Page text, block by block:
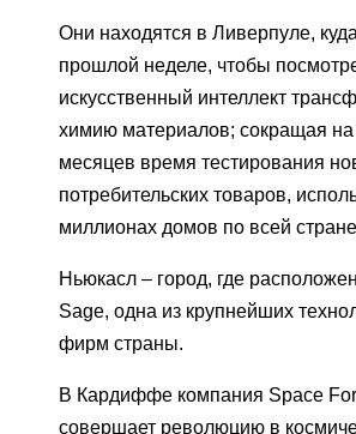
Они находятся в Ливерпуле,
прошлой неделе, чтобы
искусственный интеллект
химию материалов; сокращая на
месяцев время тестирования
потребительских товаров,
миллионах домов по всей
Ньюкасл – город, где
Sage, одна из крупнейших
фирм страны.
В Кардиффе компания Space
совершает революцию в